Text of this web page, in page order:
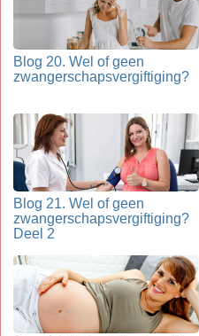
Blog 20. Wel of geen
zwangerschapsvergiftiging?
Blog 21. Wel of geen
zwangerschapsvergiftiging?
Deel 2